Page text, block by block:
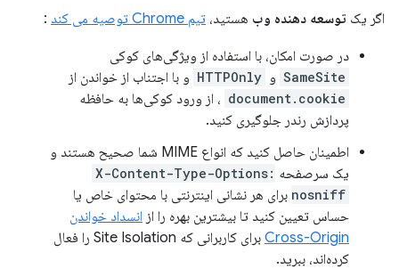
اگر یک توسعه دهنده وب هستید، تیم Chrome توصیه می کند :
در صورت امکان، با استفاده از ویژگی‌های کوکی
SameSite و HTTPOnly و با اجتناب از خواندن از
document.cookie ، از ورود کوکی‌ها به حافظه
پردازش رندر جلوگیری کنید.
اطمینان حاصل کنید که انواع MIME شما صحیح هستند و
یک سرصفحه X-Content-Type-Options:
nosniff برای هر نشانی اینترنتی با محتوای خاص یا
حساس تعیین کنید تا بیشترین بهره را از انسداد خواندن
Cross-Origin
برای کاربرانی که Site Isolation را فعال
کرده‌اند، ببرید.